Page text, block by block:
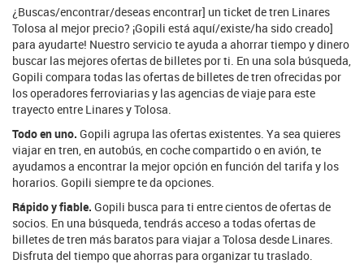
¿Buscas/encontrar/deseas encontrar] un ticket de tren Linares
Tolosa al mejor precio? ¡Gopili está aquí/existe/ha sido creado]
para ayudarte! Nuestro servicio te ayuda a ahorrar tiempo y dinero
buscar las mejores ofertas de billetes por ti. En una sola búsqueda,
Gopili compara todas las ofertas de billetes de tren ofrecidas por
los operadores ferroviarias y las agencias de viaje para este
trayecto entre Linares y Tolosa.
Todo en uno. Gopili agrupa las ofertas existentes. Ya sea quieres
viajar en tren, en autobús, en coche compartido o en avión, te
ayudamos a encontrar la mejor opción en función del tarifa y los
horarios. Gopili siempre te da opciones.
Rápido y fiable. Gopili busca para ti entre cientos de ofertas de
socios. En una búsqueda, tendrás acceso a todas ofertas de
billetes de tren más baratos para viajar a Tolosa desde Linares.
Disfruta del tiempo que ahorras para organizar tu traslado.